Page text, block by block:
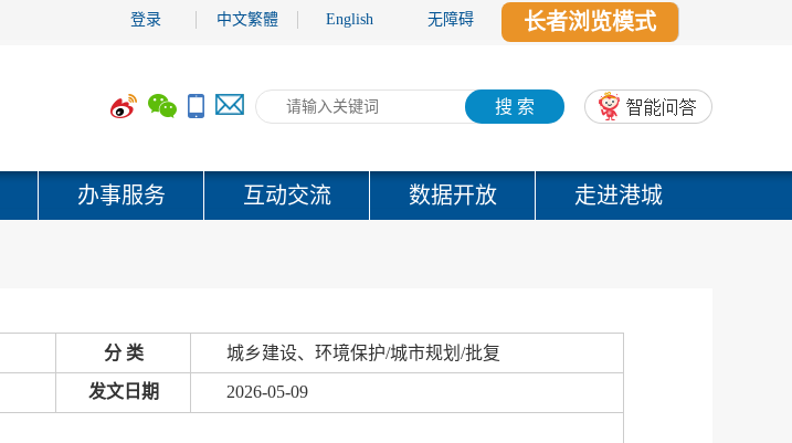
登录 中文繁體 English 无障碍 长者浏览模式
搜 索
办事服务 互动交流 数据开放 走进港城
分 类 城乡建设、环境保护/城市规划/批复
发文日期 2026-05-09